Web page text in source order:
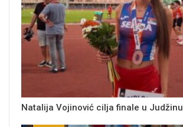
Natalija Vojinović cilja finale u Judžinu